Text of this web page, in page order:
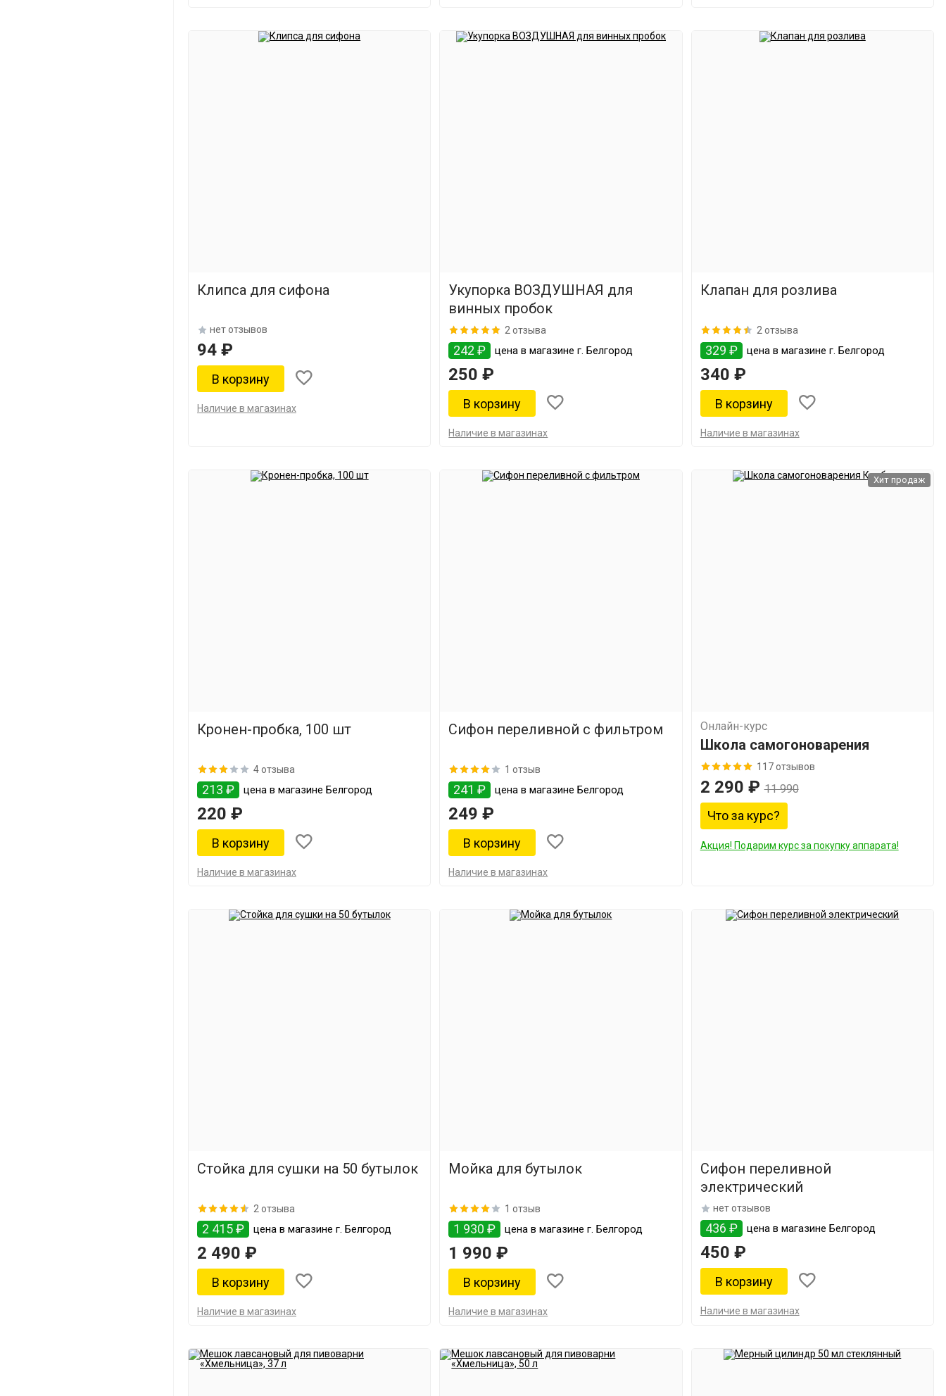
Клипса для сифона
нет отзывов
94 ₽
Наличие в магазинах
Укупорка ВОЗДУШНАЯ для
винных пробок
2 отзыва
242 ₽ цена в магазине г. Белгород
250 ₽
Наличие в магазинах
Клапан для розлива
2 отзыва
329 ₽ цена в магазине г. Белгород
340 ₽
Наличие в магазинах
Кронен-пробка, 100 шт
4 отзыва
213 ₽ цена в магазине Белгород
220 ₽
Наличие в магазинах
Сифон переливной с фильтром
1 отзыв
241 ₽ цена в магазине Белгород
249 ₽
Наличие в магазинах
Хит продаж
Онлайн-курс
Школа самогоноварения
117 отзывов
2 290 ₽ 11 990
Что за курс?
Акция! Подарим курс за покупку аппарата!
Стойка для сушки на 50 бутылок
2 отзыва
2 415 ₽ цена в магазине г. Белгород
2 490 ₽
Наличие в магазинах
Мойка для бутылок
1 отзыв
1 930 ₽ цена в магазине г. Белгород
1 990 ₽
Наличие в магазинах
Сифон переливной
электрический
нет отзывов
436 ₽ цена в магазине Белгород
450 ₽
Наличие в магазинах